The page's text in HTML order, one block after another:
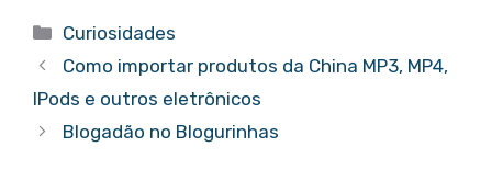
Categorias
Curiosidades
Como importar produtos da China MP3, MP4,
IPods e outros eletrônicos
Blogadão no Blogurinhas